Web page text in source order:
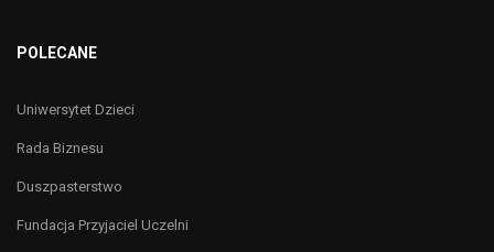
POLECANE
Uniwersytet Dzieci
Rada Biznesu
Duszpasterstwo
Fundacja Przyjaciel Uczelni